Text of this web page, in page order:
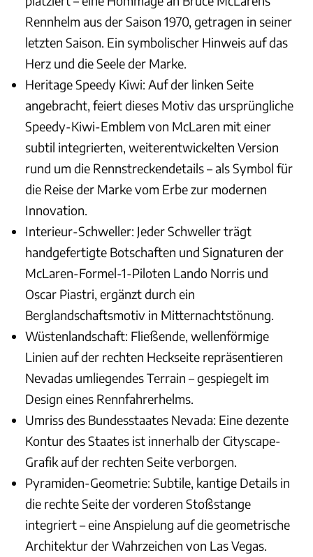
Rennhelm aus der Saison 1970, getragen in seiner
letzten Saison. Ein symbolischer Hinweis auf das
Herz und die Seele der Marke.
Heritage Speedy Kiwi: Auf der linken Seite
angebracht, feiert dieses Motiv das ursprüngliche
Speedy-Kiwi-Emblem von McLaren mit einer
subtil integrierten, weiterentwickelten Version
rund um die Rennstreckendetails – als Symbol für
die Reise der Marke vom Erbe zur modernen
Innovation.
Interieur-Schweller: Jeder Schweller trägt
handgefertigte Botschaften und Signaturen der
McLaren-Formel-1-Piloten Lando Norris und
Oscar Piastri, ergänzt durch ein
Berglandschaftsmotiv in Mitternachtstönung.
Wüstenlandschaft: Fließende, wellenförmige
Linien auf der rechten Heckseite repräsentieren
Nevadas umliegendes Terrain – gespiegelt im
Design eines Rennfahrerhelms.
Umriss des Bundesstaates Nevada: Eine dezente
Kontur des Staates ist innerhalb der Cityscape-
Grafik auf der rechten Seite verborgen.
Pyramiden-Geometrie: Subtile, kantige Details in
die rechte Seite der vorderen Stoßstange
integriert – eine Anspielung auf die geometrische
Architektur der Wahrzeichen von Las Vegas.